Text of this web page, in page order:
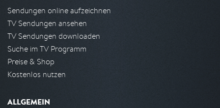
Sendungen online aufzeichnen
TV Sendungen ansehen
TV Sendungen downloaden
Suche im TV Programm
Preise & Shop
Kostenlos nutzen
ALLGEMEIN